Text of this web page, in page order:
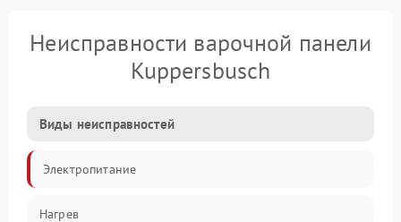
Неисправности варочной панели
Kuppersbusch
Виды неисправностей
Электропитание
Нагрев